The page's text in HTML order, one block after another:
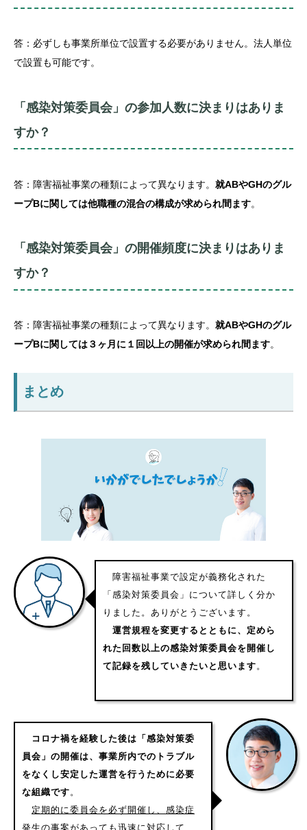
答：必ずしも事業所単位で設置する必要がありません。法人単位
で設置も可能です。
「感染対策委員会」の参加人数に決まりはありま
すか？
答：障害福祉事業の種類によって異なります。 就ABやGHのグル
ープBに関しては他職種の混合の構成が求められ間ます。
「感染対策委員会」の開催頻度に決まりはありま
すか？
答：障害福祉事業の種類によって異なります。 就ABやGHのグル
ープBに関しては３ヶ月に１回以上の開催が求められ間ます。
まとめ
障害福祉事業で設定が義務化された
「感染対策委員会」について詳しく分か
りました。ありがとうございます。
運営規程を変更するとともに、定めら
れた回数以上の感染対策委員会を開催し
て記録を残していきたいと思います。
コロナ禍を経験した後は「感染対策委
員会」の開催は、事業所内でのトラブル
をなくし安定した運営を行うために必要
な組織です。
定期的に委員会を必ず開催し、感染症
発生の事案があっても迅速に対応して、